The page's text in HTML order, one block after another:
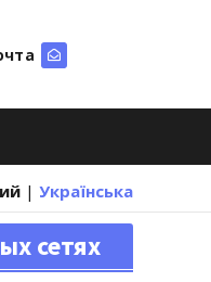
| Українська
сетях